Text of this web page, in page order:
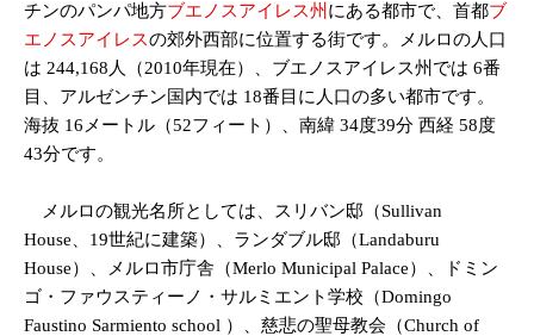
チンのパンパ地方ブエノスアイレス州 にある都市で、首都ブ
エノスアイレスの郊外西部に位置する街です。メルロの人口
は 244,168人（2010年現在）、ブエノスアイレス州では 6番
目、アルゼンチン国内では 18番目に人口の多い都市です。
海抜 16メートル（52フィート）、南緯 34度39分 西経 58度
43分です。
メルロの観光名所としては、スリバン邸（Sullivan
House、19世紀に建築）、ランダブル邸（Landaburu
House）、メルロ市庁舎（Merlo Municipal Palace）、ドミン
ゴ・ファウスティーノ・サルミエント学校（Domingo
Faustino Sarmiento school ）、慈悲の聖母教会（Church of